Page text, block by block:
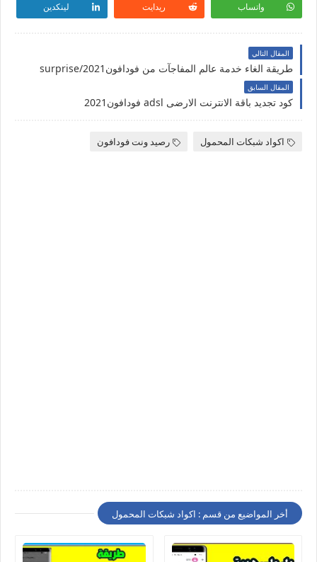
واتساب ريدايت لينكدين
المقال التالي
طريقة الغاء خدمة عالم المفاجآت من فودافون2021/surprise
المقال السابق
كود تجديد باقة الانترنت الارضى adsl فودافون2021
اكواد شبكات المحمول رصيد ونت فودافون
أخر المواضيع من قسم : اكواد شبكات المحمول